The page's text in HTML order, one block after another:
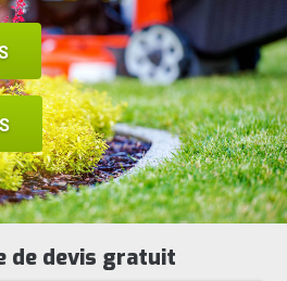
de devis gratuit